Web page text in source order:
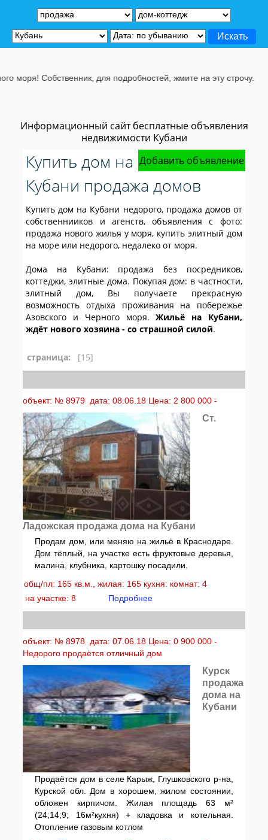
Информационный сайт бесплатные объявления
недвижимости Кубани
Добавить объявление
Купить дом на
Кубани продажа домов
Купить дом на Кубани недорого, продажа домов от
собственнииков и агенств, объявления с фото:
продажа нового жилья у моря, купить элитный дом
на море или недорого, недалеко от моря.
Дома на Кубани: продажа без посредников,
коттеджи, элитные дома. Покупая дом: в частности,
элитный дом, Вы получаете прекрасную
возможность отдыха проживания на побережье
Азовского и Черного моря.Жильё на Кубани,
ждёт нового хозяина - со страшной силой.
страница: [15]
объект: № 8979 дата: 08.06.18 Цена: 2 800 000 -
Ст.
Ладожская продажа дома на Кубани
Продам дом, или меняю на жильё в Краснодаре.
Дом тёплый, на участке есть фруктовые деревья,
малина, клубника, картошку посадили.
общ/пл: 165 кв.м., жилая: 165 кухня: комнат: 4
на участке: 8
Подробнее
объект: № 8978 дата: 07.06.18 Цена: 0 900 000 -
Недорого продаётся отличный дом
Курск
продажа
дома на
Кубани
Продаётся дом в селе Карыж, Глушковского р-на,
Курской обл. Дом в хорошем, жилом состоянии,
обложен кирпичом. Жилая площадь 63 м²
(24;14;9; 16м²кухня) + кладовка и котельная.
Отопление газовым котлом
для подробностей, жмите на эту строчу.